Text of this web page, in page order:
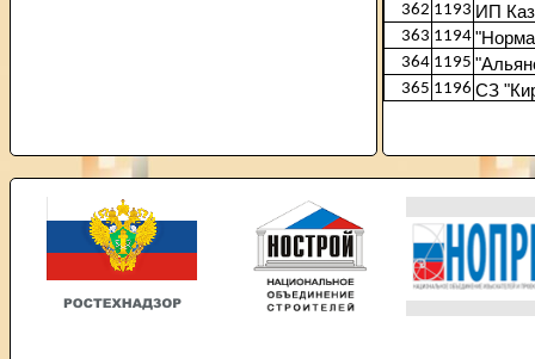
362 1193 ИП
363 1194
364 1195
365 1196 СЗ